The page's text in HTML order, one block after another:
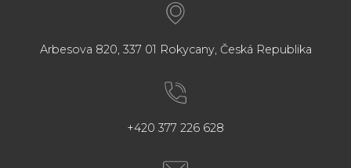
Arbesova 820, 337 01 Rokycany, Česká Republika
+420 377 226 628